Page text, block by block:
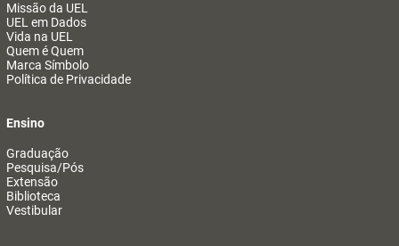
Missão da UEL
UEL em Dados
Vida na UEL
Quem é Quem
Marca Símbolo
Política de Privacidade
Ensino
Graduação
Pesquisa/Pós
Extensão
Biblioteca
Vestibular